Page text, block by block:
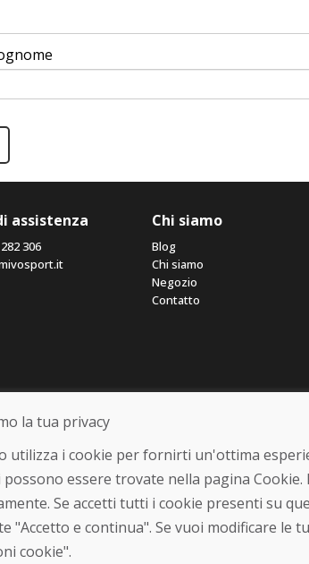
assistenza
306
Chi siamo
Blog
Chi siamo
Negozio
Contatto
la tua privacy
utilizza i cookie per fornirti un'ottima
essere trovate nella pagina
Se accetti tutti i cookie presenti su
"Accetto e continua". Se vuoi modificare le
cookie".